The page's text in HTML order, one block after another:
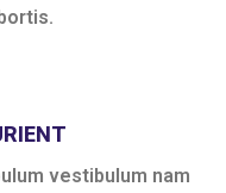
vestibulum nam